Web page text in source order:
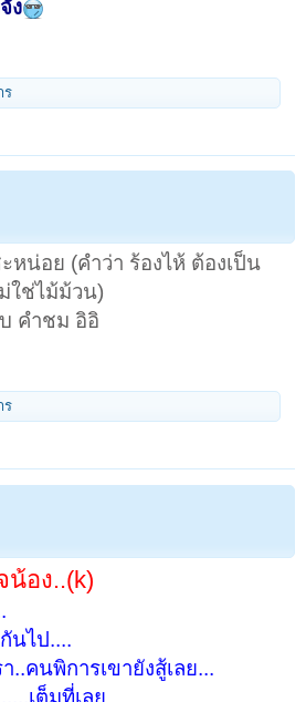
ง
ร
หน่อย (คำว่า ร้องไห้ ต้องเป็น
ใช่ไม้ม้วน)
คำชม อิอิ
ร
น้อง..(k)
นไป....
..คนพิการเขายังสู้เลย...
เต็มที่เลย